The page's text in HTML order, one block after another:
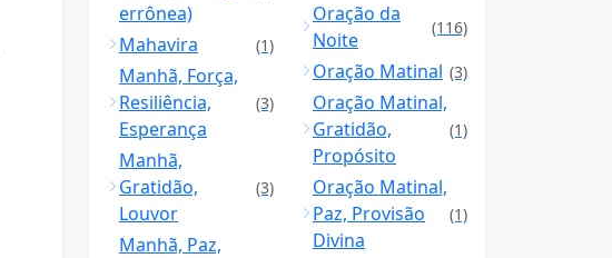
errônea)
Mahavira (1)
Manhã, Força,
Resiliência,
Esperança
(3)
Manhã,
Gratidão,
Louvor
(3)
Manhã, Paz,
Oração da
Noite
(116)
Oração Matinal (3)
Oração Matinal,
Gratidão,
Propósito
(1)
Oração Matinal,
Paz, Provisão
Divina
(1)